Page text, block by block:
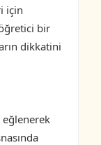
için
bir
dikkatini
eğlenerek